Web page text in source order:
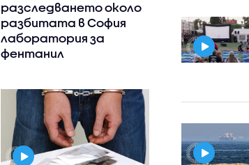
разследването около
разбитата в София
лаборатория за
фентанил